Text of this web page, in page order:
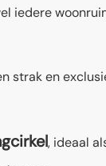
iedere
strak en
, ideaal